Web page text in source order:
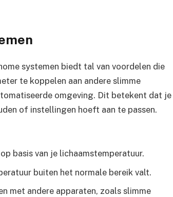
systemen biedt tal van voordelen die
te koppelen aan andere slimme
omgeving. Dit betekent dat je
of instellingen hoeft aan te passen.
basis van je lichaamstemperatuur.
buiten het normale bereik valt.
met andere apparaten, zoals slimme